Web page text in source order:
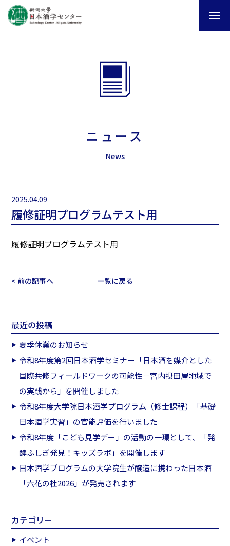
ニュース
News
2025.04.09
履修証明プログラムテスト用
履修証明プログラムテスト用
< 前の記事へ 一覧に戻る
最近の投稿
夏季休業のお知らせ
令和8年度第2回日本酒学セミナー「日本酒を媒介とした
国際共修フィールドワークの可能性―宮内摂田屋地域で
の実践から」を開催しました
令和8年度大学院日本酒学プログラム（修士課程）「基礎
日本酒学実習」の官能評価を行いました
令和8年度「こども見学デー」の活動の一環として、「発
酵ふしぎ発見！キッズラボ」を開催します
日本酒学プログラムの大学院生が醸造に携わった日本酒
「六花の杜2026」が発売されます
カテゴリー
イベント